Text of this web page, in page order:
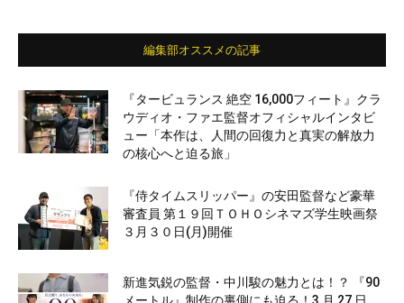
編集部オススメの記事
『タービュランス 絶空 16,000フィート』クラ
ウディオ・ファエ監督オフィシャルインタビ
ュー「本作は、人間の回復力と真実の解放力
の核心へと迫る旅」
『侍タイムスリッパー』の安田監督など豪華
審査員 第１９回ＴＯＨＯシネマズ学生映画祭
３月３０日(月)開催
新進気鋭の監督・中川駿の魅力とは！？ 『90